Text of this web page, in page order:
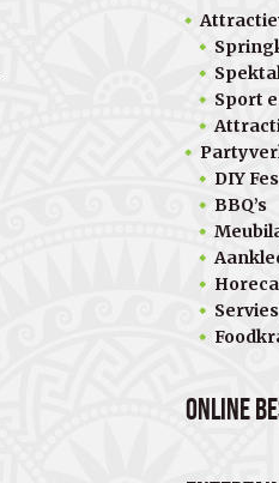
Sport
DIY
BBQ’s
Online